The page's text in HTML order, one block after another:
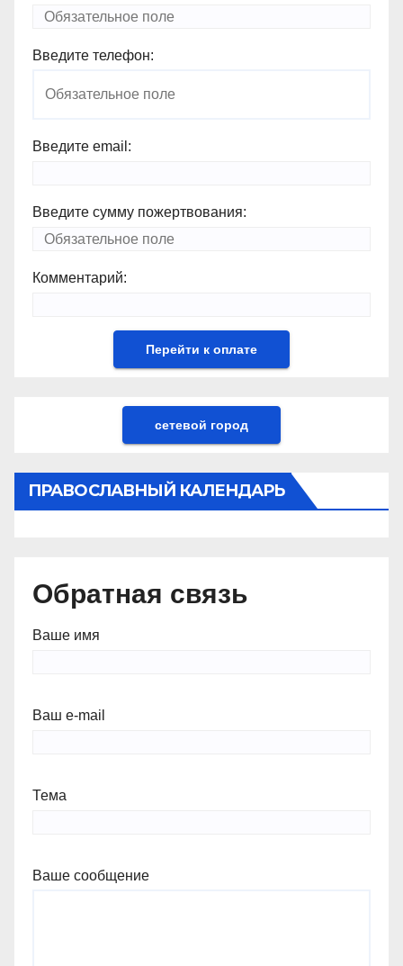
Введите телефон:
Введите email:
Введите сумму пожертвования:
Комментарий:
сетевой город
ПРАВОСЛАВНЫЙ КАЛЕНДАРЬ
Обратная связь
Ваше имя
Ваш e-mail
Тема
Ваше сообщение